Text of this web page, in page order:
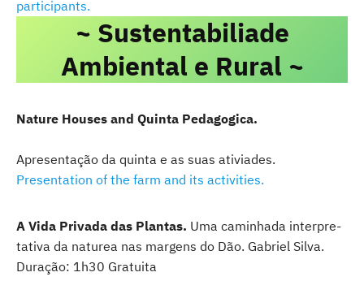
participants.
~ Sustentabiliade
Ambiental e Rural ~
Nature Houses and Quinta Pedagogica.
Apresentação da quinta e as suas ativiades.
Presentation of the farm and its activities.
A Vida Privada das Plantas. Uma caminhada interpre-
tativa da naturea nas margens do Dão. Gabriel Silva.
Duração: 1h30 Gratuita